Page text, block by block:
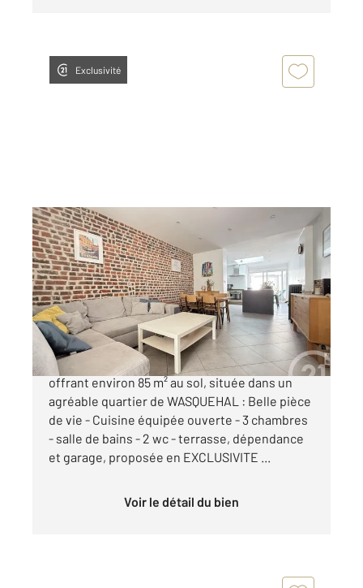
Exclusivité
WASQUEHAL 59
80 m 2, 4 pièces
Ref : 1517
Maison à vendre
229 000 €
BELLE MAISON MITOYENNE des années 30
offrant environ 85 m² au sol, située dans un
agréable quartier de WASQUEHAL : Belle pièce
de vie - Cuisine équipée ouverte - 3 chambres
- salle de bains - 2 wc - terrasse, dépendance
et garage, proposée en EXCLUSIVITE ...
Voir le détail du bien